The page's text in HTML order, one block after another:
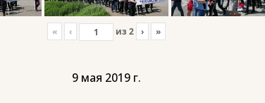
« ‹ из 2 › »
9 мая 2019 г.